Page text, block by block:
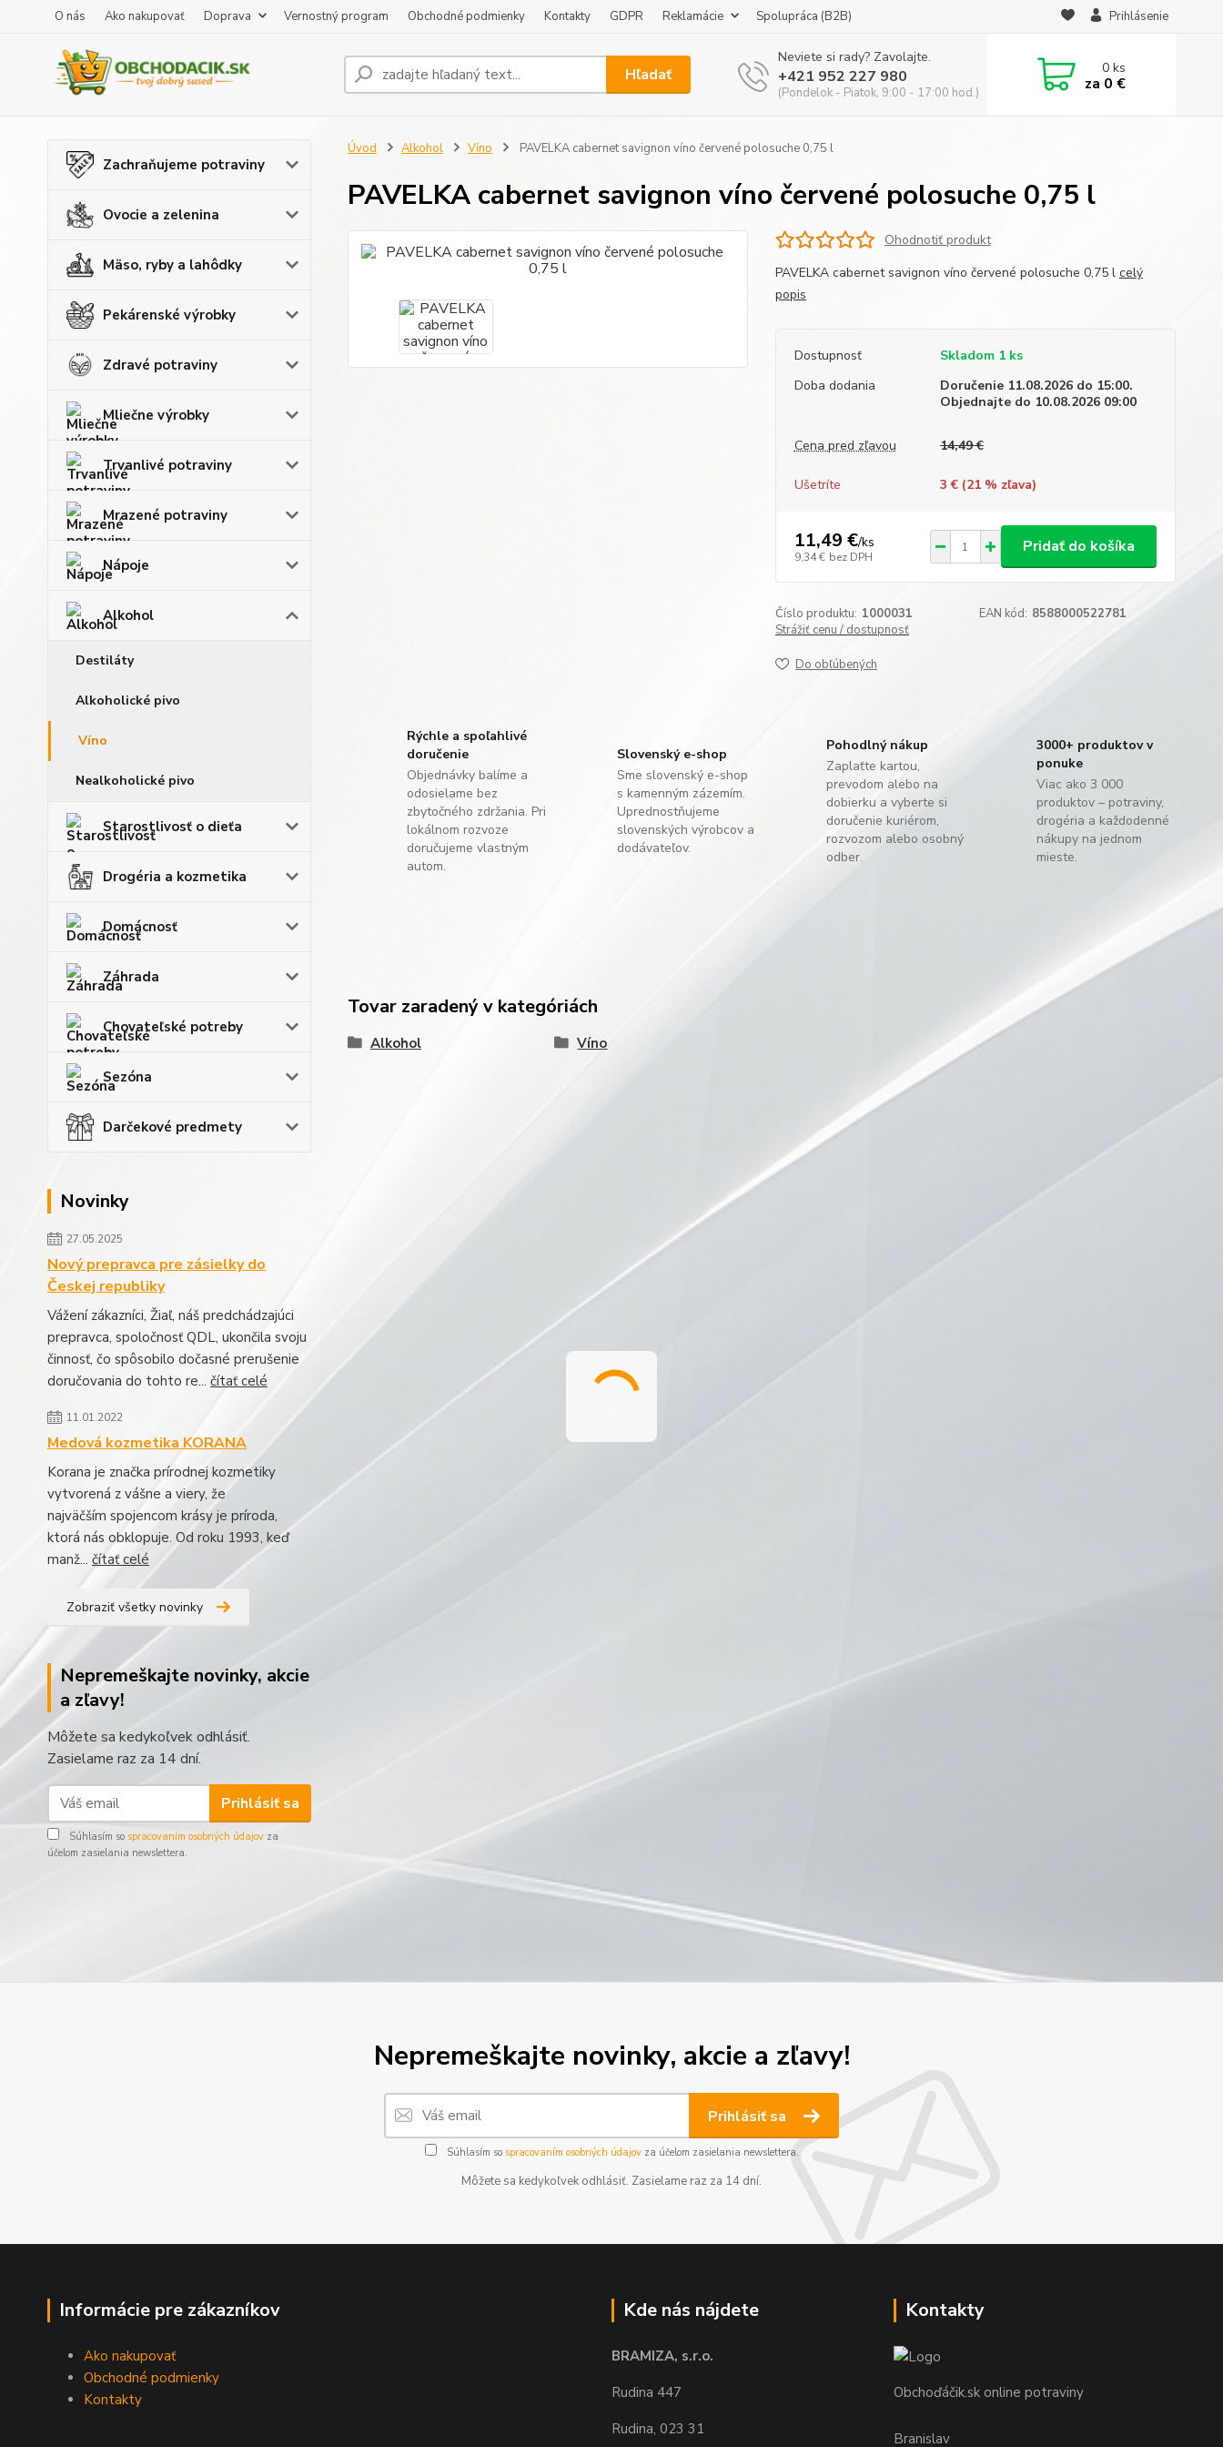
O nás Ako nakupovať Doprava Vernostný program Obchodné podmienky Kontakty GDPR Reklamácie Spolupráca (B2B) Prihlásenie
Hľadať
Neviete si rady? Zavolajte.
+421 952 227 980
(Pondelok - Piatok, 9:00 - 17:00 hod.)
0ks
za 0 €
Zachraňujeme potraviny
Ovocie a zelenina
Mäso, ryby a lahôdky
Pekárenské výrobky
Zdravé potraviny
Mliečne výrobky
Trvanlivé potraviny
Mrazené potraviny
Nápoje
Alkohol
Destiláty
Alkoholické pivo
Víno
Nealkoholické pivo
Starostlivosť o dieťa
Drogéria a kozmetika
Domácnosť
Záhrada
Chovateľské potreby
Sezóna
Darčekové predmety
Novinky
27.05.2025
Nový prepravca pre zásielky do
Českej republiky
Vážení zákazníci, Žiaľ, náš predchádzajúci
prepravca, spoločnosť QDL, ukončila svoju
činnosť, čo spôsobilo dočasné prerušenie
doručovania do tohto re... čítať celé
11.01.2022
Medová kozmetika KORANA
Korana je značka prírodnej kozmetiky
vytvorená z vášne a viery, že
najväčším spojencom krásy je príroda,
ktorá nás obklopuje. Od roku 1993, keď
manž... čítať celé
Zobraziť všetky novinky
Nepremeškajte novinky, akcie
a zľavy!
Môžete sa kedykoľvek odhlásiť.
Zasielame raz za 14 dní.
Prihlásiť sa
Súhlasím so spracovaním osobných údajov za
účelom zasielania newslettera.
Úvod Alkohol Víno PAVELKA cabernet savignon víno červené polosuche 0,75 l
PAVELKA cabernet savignon víno červené polosuche 0,75 l
Ohodnotiť produkt
PAVELKA cabernet savignon víno červené polosuche 0,75 l celý
popis
Dostupnosť
Skladom 1 ks
Doba dodania
Doručenie 11.08.2026 do 15:00.
Objednajte do 10.08.2026 09:00
Cena pred zľavou 14,49 €
Ušetríte 3 € (21% zľava)
11,49 €/ks
9,34 € bez DPH
Pridať do košíka
Číslo produktu: 1000031 EAN kód: 8588000522781
Strážiť cenu / dostupnosť
Do obľúbených
Rýchle a spoľahlivé
doručenie
Objednávky balíme a
odosielame bez
zbytočného zdržania. Pri
lokálnom rozvoze
doručujeme vlastným
autom.
Slovenský e-shop
Sme slovenský e-shop
s kamenným zázemím.
Uprednostňujeme
slovenských výrobcov a
dodávateľov.
Pohodlný nákup
Zaplaťte kartou,
prevodom alebo na
dobierku a vyberte si
doručenie kuriérom,
rozvozom alebo osobný
odber.
3000+ produktov v
ponuke
Viac ako 3 000
produktov – potraviny,
drogéria a každodenné
nákupy na jednom
mieste.
Tovar zaradený v kategóriách
Alkohol Víno
Nepremeškajte novinky, akcie a zľavy!
Prihlásiť sa
Súhlasím so spracovaním osobných údajovza účelom zasielania newslettera.
Môžete sa kedykoľvek odhlásiť. Zasielame raz za 14 dní.
Informácie pre zákazníkov
Ako nakupovať
Obchodné podmienky
Kontakty
Kde nás nájdete
BRAMIZA, s.r.o.
Rudina 447
Rudina, 023 31
Kontakty
Obchoďáčik.sk online potraviny
Branislav